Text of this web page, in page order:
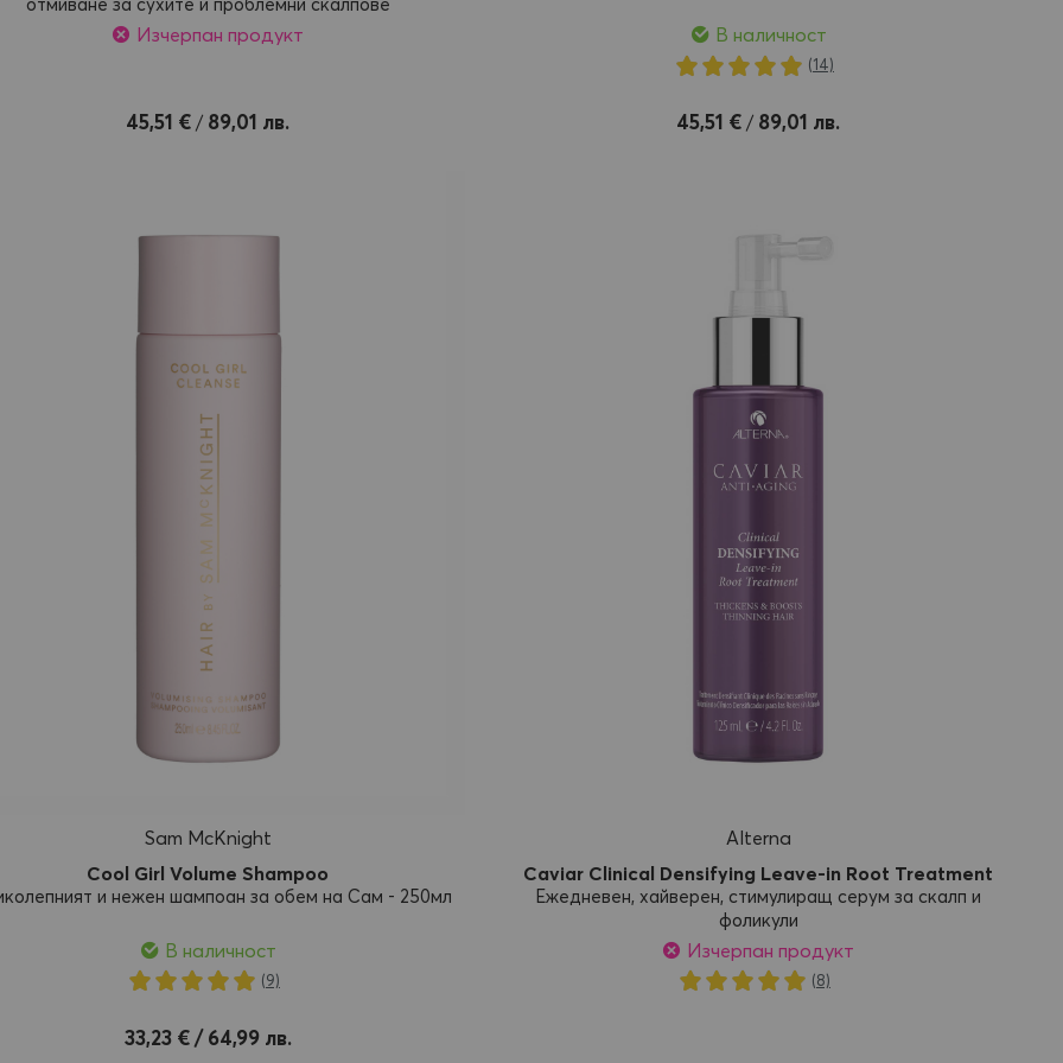
отмиване за сухите и проблемни скалпове
Изчерпан продукт
45,51 € / 89,01 лв.
В наличност
Рейтинг:
(14)
45,51 € / 89,01 лв.
Sam McKnight
Cool Girl Volume Shampoo
и нежен шампоан за обем на Сам - 250мл
В наличност
Рейтинг:
(9)
33,23 € / 64,99 лв.
Alterna
Caviar Clinical Densifying Leave-in Root Treatment
Ежедневен, хайверен, стимулиращ серум за скалп и
фоликули
Изчерпан продукт
Рейтинг:
(8)